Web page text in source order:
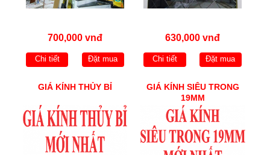
700,000 vnđ
Chi tiết Đặt mua
630,000 vnđ
Chi tiết Đặt mua
GIÁ KÍNH THỦY BỈ
GIÁ KÍNH SIÊU TRONG
19MM